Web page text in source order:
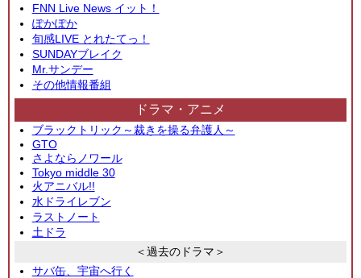
FNN Live News イット！
ぽかぽか
旬感LIVE とれたてっ！
SUNDAYブレイク
Mr.サンデー
その他情報番組
ドラマ・アニメ
ブラックトリック～裁きを操る弁護人～
GTO
さよならノワール
Tokyo middle 30
火アニバル!!
水ドライレブン
ラストノート
土ドラ
＜過去のドラマ＞
サバ缶、宇宙へ行く